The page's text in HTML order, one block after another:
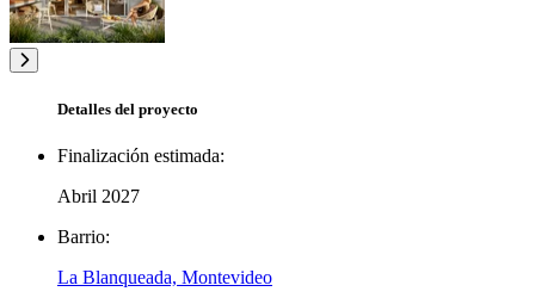
Detalles del proyecto
Finalización estimada:
Abril 2027
Barrio:
La Blanqueada, Montevideo